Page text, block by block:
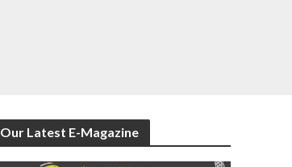
Our Latest E-Magazine